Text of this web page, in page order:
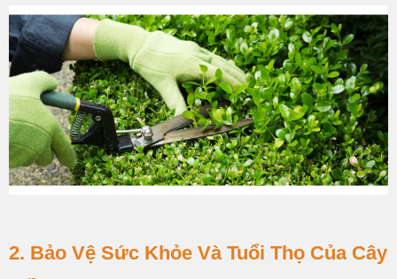
2. Bảo Vệ Sức Khỏe Và Tuổi Thọ Của Cây